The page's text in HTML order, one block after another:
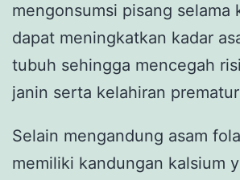
mengonsumsi pisang selama
dapat meningkatkan kadar
tubuh sehingga mencegah
janin serta kelahiran
Selain mengandung asam
memiliki kandungan kalsium